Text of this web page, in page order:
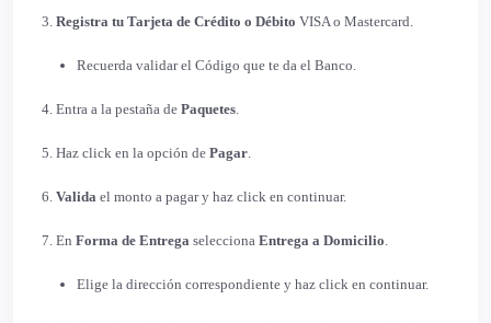
3. Registra tu Tarjeta de Crédito o Débito VISA o Mastercard.
Recuerda validar el Código que te da el Banco.
4. Entra a la pestaña de Paquetes.
5. Haz click en la opción de Pagar.
6. Valida el monto a pagar y haz click en continuar.
7. En Forma de Entrega selecciona Entrega a Domicilio.
Elige la dirección correspondiente y haz click en continuar.